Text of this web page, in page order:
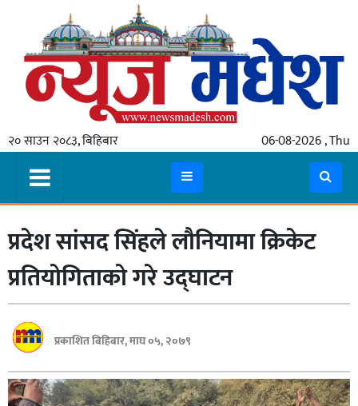
२० साउन २०८३, बिहिबार 06-08-2026 , Thu
गृहपृष्ठ
स्थानीय
प्रदेश
मधेश
प्रदेश
लुम्बिनी
गण्डकी
बागमती
कर्णाली
प्रदेश सांसद सिंहले लौनियामा क्रिकेट
प्रतियोगिताको गरे उद्घाटन
प्रकाशित बिहिबार, माघ ०५, २०७९